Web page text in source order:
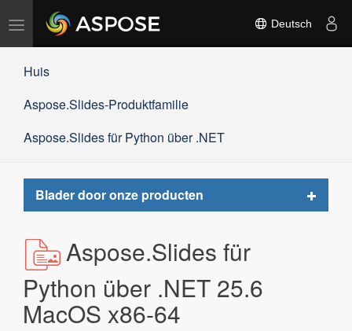
Navigation
umschalten
Deutsch
Huis
Aspose.Slides-Produktfamilie
Aspose.Slides für Python über .NET
Blader door onze producten
Toggle
Aspose.Slides für
Python über .NET 25.6
MacOS x86-64